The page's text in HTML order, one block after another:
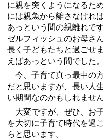
に親を突くようになるため
には親魚から離さなけれ
あっという間の親離れで
ゼルフィッシュのお母さ
長く子どもたちと過ごせ
えばあっという間でした。
今、子育て真っ最中の
だと思いますが、長い人
い期間なのかもしれません
大変ですが、ぜひ、お
を大切に子育て時代を過
らと思います。